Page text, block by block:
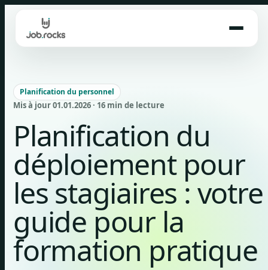
content
Planification du personnel
Mis à jour 01.01.2026 · 16 min de lecture
Planification du
déploiement pour
les stagiaires : votre
guide pour la
formation pratique